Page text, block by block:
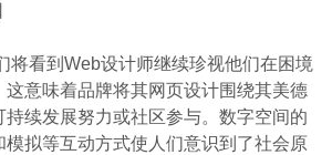
看到Web设计师继续珍视他们在困境
这意味着品牌将其网页设计围绕其美德
续发展努力或社区参与。数字空间的
拟等互动方式使人们意识到了社会原